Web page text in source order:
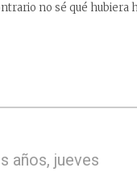
no sé qué hubiera
años, jueves